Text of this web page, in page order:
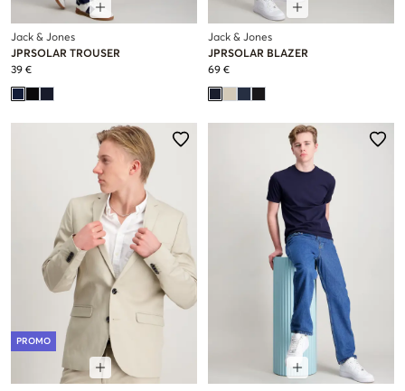
Jack & Jones
JPRSOLAR TROUSER
39 €
Jack & Jones
JPRSOLAR BLAZER
69 €
PROMO